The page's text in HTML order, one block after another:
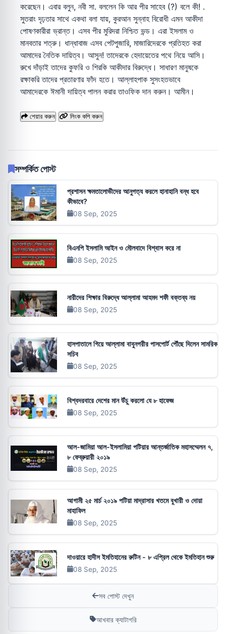
করেছেন। এবার বলুন, নবী সা. বললেন কি আর পীর সাহেব (?) বলে কী! .
সুতরাং দৃঢ়তার সাথে একথা বলা যায়, কুরআন সুন্নাহ বিরোধী এমন আকীদা
পোষণকারীরা ভ্রান্ত। এসব পীর মুরিদরা নিশ্চিত ভন্ড। এরা ইসলাম ও
মানবতার শত্রু। ধান্ধাবাজ এসব পেটপুজারি, মাজারিদেরকে প্রতিহত করা
আমাদের নৈতিক দায়িত্ব। আসুন! তাদেরকে হেদায়েতের পথে নিয়ে আসি।
রুখে দাঁড়াই তাদের কুফরি ও শিরকি আকীদার বিরুদ্ধে। সাধারণ মানুষকে
রক্ষাকরি তাদের প্রতারণার ফাঁদ হতে। আল্লাহপাক সুসংহতভাবে
আমাদেরকে ঈমানী দায়িত্ব পালন করার তাওফিক দান করুন। আমীন।
শেয়ার করুন লিংক কপি করুন
সম্পর্কিত পোস্ট
প্রশাসন ক্ষমতালোভীদের আনুগত্য করলে হানাহানি বন্ধ হবে
কীভাবে?
08 Sep, 2025
বিএনপি ইসলামি আইন ও মৌলবাদে বিশ্বাস করে না
08 Sep, 2025
নারীদের শিক্ষার বিরুদ্ধে আল্লামা আহমদ শফী বক্তব্য নয়
08 Sep, 2025
হাসপাতালে গিয়ে আল্লামা বাবুনগরীর পাসপোর্ট পৌঁছে দিলেন সামরিক
সচিব
08 Sep, 2025
বিশ্বদরবারে দেশের মান উঁচু করলো যে ৮ হাফেজ
08 Sep, 2025
আল-জামিয়া আল-ইসলামিয়া পটিয়ার আন্তর্জাতিক মহাসম্মেলন ৭,
৮ ফেব্রুয়ারী ২০১৯
08 Sep, 2025
আগামী ২৫ মার্চ ২০১৯ পটিয়া মাদ্রাসার খতমে বুখারী ও দোয়া
মাহাফিল
08 Sep, 2025
দাওয়ারে হাদীস ইমতিহানের রুটিন - ৮ এপ্রিল থেকে ইমতিহান শুরু
08 Sep, 2025
সব পোস্ট দেখুন
আখবার ক্যাটাগরি